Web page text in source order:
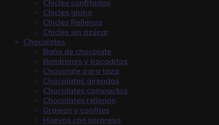
Chicles confitados
Chicles globo
Chicles Rellenos
Chicles sin azúcar
Chocolates
Baño de chocolate
Bombones y bocaditos
Chocolate para taza
Chocolates aireados
Chocolates compactos
Chocolates rellenos
Grajeas y confites
Huevos con sorpresa